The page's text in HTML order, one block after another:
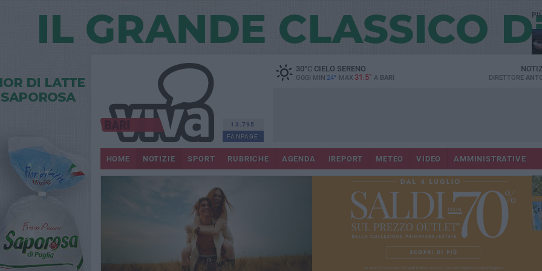
13.795
FANPAGE
30°CCIELO SERENO
OGGI MIN 24° MAX 31.5° A BARI DIRETTORE
HOME NOTIZIE SPORT RUBRICHE AGENDA IREPORT METEO VIDEO AMMINISTRATIVE